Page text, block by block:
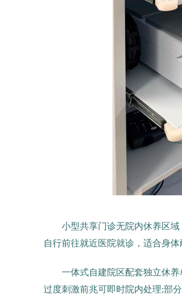
小型共享门诊无院内休养区
自行前往就近医院就诊，适合身
一体式自建院区配套独立休
过度刺激前兆可即时院内处理;部